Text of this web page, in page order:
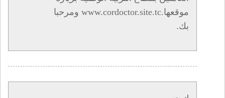
موقعها.www.cordoctor.site.tc ومرحبا
بك.